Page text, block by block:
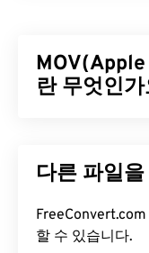
일을 생성합니다
라는 디지털 컨테
대부분의 미디어
열고 읽을 수 있
은 플레이어는
란 무엇인
는 컨테이너입니
QuickTime의 주
"트랙" 단위로 데
FreeConvert.com 다른 파일
할 수 있습니다.